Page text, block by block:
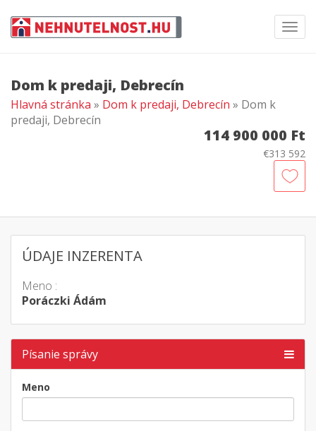
Dom k predaji, Debrecín
Hlavná stránka » Dom k predaji, Debrecín » Dom k
predaji, Debrecín
114 900 000 Ft
€313 592
ÚDAJE INZERENTA
Meno :
Poráczki Ádám
Písanie správy
Meno